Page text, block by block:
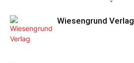
Wiesengrund Verlag